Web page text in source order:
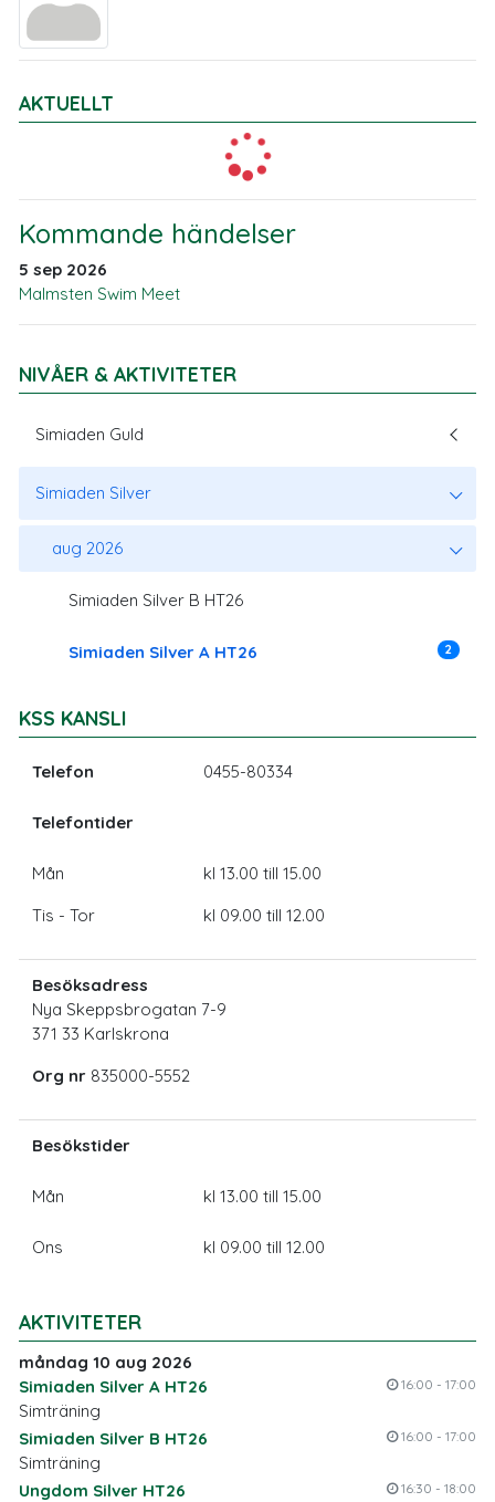
AKTUELLT
Kommande händelser
5 sep 2026
Malmsten Swim Meet
NIVÅER & AKTIVITETER
Simiaden Guld
Simiaden Silver
aug 2026
Simiaden Silver B HT26
Simiaden Silver A HT26 2
KSS KANSLI
Telefon 0455-80334
Telefontider
Mån
Tis - Tor
kl 13.00 till 15.00
kl 09.00 till 12.00
Besöksadress
Nya Skeppsbrogatan 7-9
371 33 Karlskrona
Org nr 835000-5552
Besökstider
Mån kl 13.00 till 15.00
Ons kl 09.00 till 12.00
AKTIVITETER
måndag 10 aug 2026
Simiaden Silver A HT26
16:00 - 17:00
Simträning
Simiaden Silver B HT26
16:00 - 17:00
Simträning
Ungdom Silver HT26
16:30 - 18:00